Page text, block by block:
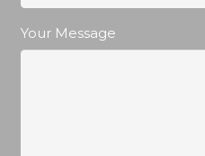
Your Message